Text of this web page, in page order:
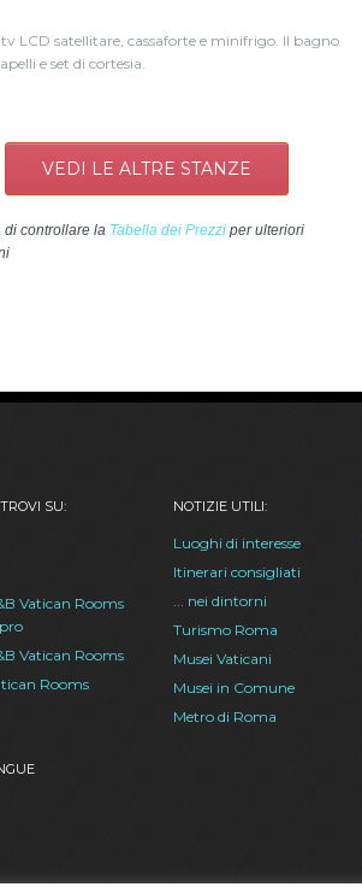
LCD satellitare, cassaforte e minifrigo. Il bagno
e set di cortesia.
VEDI LE ALTRE STANZE
di controllare la Tabella dei Prezziper ulteriori
SU:
Vatican Rooms
Vatican Rooms
Rooms
NOTIZIE UTILI:
Luoghi di interesse
Itinerari consigliati
... nei dintorni
Turismo Roma
Musei Vaticani
Musei in Comune
Metro di Roma